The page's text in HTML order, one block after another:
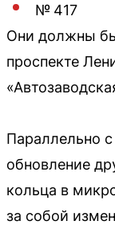
№ 417
Они должны
проспекте
Параллельно
обновление
кольца в
за собой